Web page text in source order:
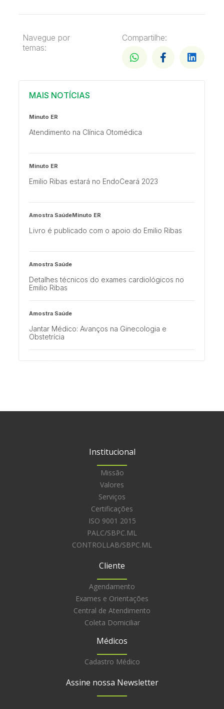
Navegue por
temas:
Compartilhe:
MAIS NOTÍCIAS
Minuto ER
Atendimento na Clínica Otomédica
Minuto ER
Emilio Ribas estará no EndoCeará 2023
Amostra SaúdeMinuto ER
Livro é publicado com o apoio do Emilio Ribas
Amostra Saúde
Detalhes técnicos do exames cardiológicos no
Emilio Ribas
Amostra Saúde
Jantar Médico: Avanços na Ginecologia e
Obstetrícia
Institucional
Missão
Valores
Serviços
Certificações
ISO 9001 2015
PALC/SBPC.ML
CONTROLLAB/SBPC.ML
Cliente
Agendamento
Exames e Orientações
Central de Atendimento
Coleta Domiciliar
Médicos
Cadastro Médico
Assine nossa Newsletter